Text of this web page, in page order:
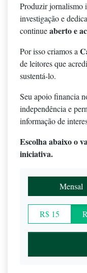
Produzir jornalismo
investigação e
continueaberto e
Por isso criamos a
de leitores que
sustentá-lo.
Seu apoio financia
independência e
informação de
Escolha abaixo o
iniciativa.
Mensal
R$ 15